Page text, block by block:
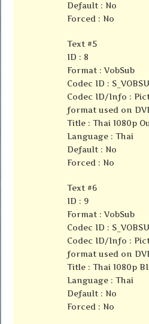
Default : No
Forced : No
Text #5
ID : 8
Format : VobSub
Codec ID :
Codec ID/Info :
format used on
Title : Thai 1080p
Language : Thai
Default : No
Forced : No
Text #6
ID : 9
Format : VobSub
Codec ID :
Codec ID/Info :
format used on
Title : Thai 1080p
Language : Thai
Default : No
Forced : No